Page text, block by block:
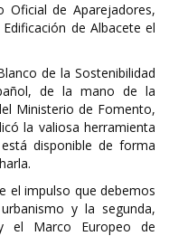
Oficial de Aparejadores,
de Albacete el
de la Sostenibilidad
de la mano de la
Ministerio de Fomento,
la valiosa herramienta
disponible de forma
el impulso que debemos
y la segunda,
el Marco Europeo de